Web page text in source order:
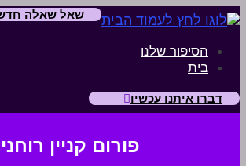
דברו איתנו עכשיו
שאל שאלה
הסיפור שלנו
בית
פורום קניין רוחני